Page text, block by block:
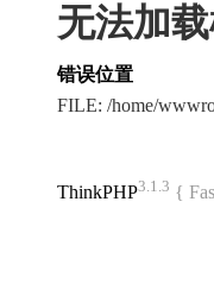
无法加
错误位置
FILE: /home/
ThinkPHP3.1.3 {